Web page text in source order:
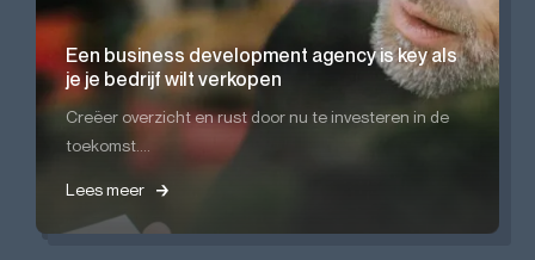
Een business development agency is key als
je je bedrijf wilt verkopen
Creëer overzicht en rust door nu te investeren in de
toekomst....
Lees meer
Lees meer
Lees meer